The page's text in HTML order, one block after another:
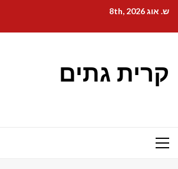
content
ש. אוג 8th, 2026
קרית גתים
Primary